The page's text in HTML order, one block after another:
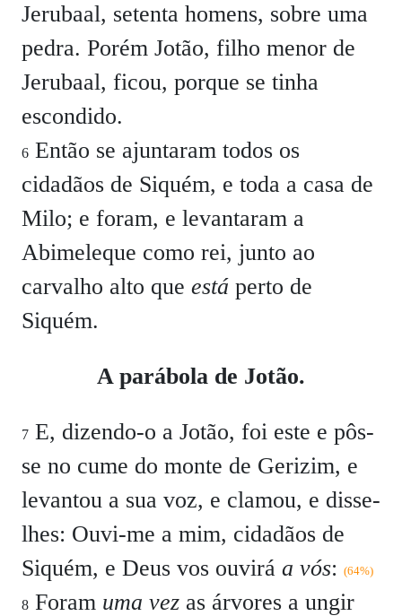
Jerubaal, setenta homens, sobre uma
pedra. Porém Jotão, filho menor de
Jerubaal, ficou, porque se tinha
escondido.
6 Então se ajuntaram todos os
cidadãos de Siquém, e toda a casa de
Milo; e foram, e levantaram a
Abimeleque como rei, junto ao
carvalho alto que está perto de
Siquém.
A parábola de Jotão.
7 E, dizendo-o a Jotão, foi este e pôs-
se no cume do monte de Gerizim, e
levantou a sua voz, e clamou, e disse-
lhes: Ouvi-me a mim, cidadãos de
Siquém, e Deus vos ouvirá a vós: (64%)
8 Foram uma vez as árvores a ungir